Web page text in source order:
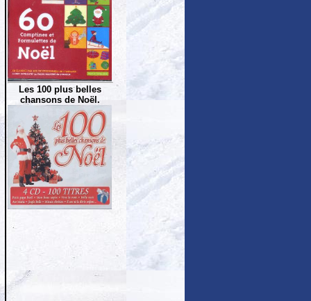
Les 100 plus belles
chansons de Noël.